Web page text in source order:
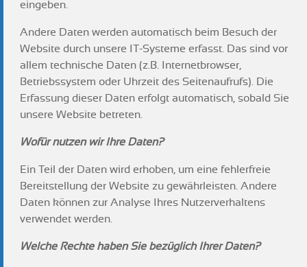
eingeben.
Andere Daten werden automatisch beim Besuch der
Website durch unsere IT-Systeme erfasst. Das sind vor
allem technische Daten (z.B. Internetbrowser,
Betriebssystem oder Uhrzeit des Seitenaufrufs). Die
Erfassung dieser Daten erfolgt automatisch, sobald Sie
unsere Website betreten.
Wofür nutzen wir Ihre Daten?
Ein Teil der Daten wird erhoben, um eine fehlerfreie
Bereitstellung der Website zu gewährleisten. Andere
Daten können zur Analyse Ihres Nutzerverhaltens
verwendet werden.
Welche Rechte haben Sie bezüglich Ihrer Daten?